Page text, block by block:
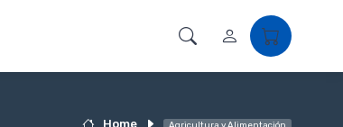
Home Agricultura y Alimentación